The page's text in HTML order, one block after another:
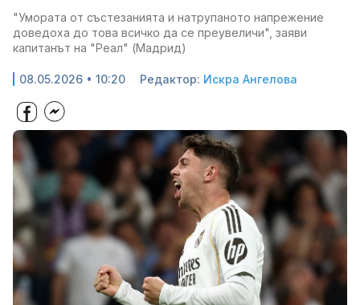
"Умората от състезанията и натрупаното напрежение
доведоха до това всичко да се преувеличи", заяви
капитанът на "Реал" (Мадрид)
08.05.2026 • 10:20 Редактор: Искра Ангелова